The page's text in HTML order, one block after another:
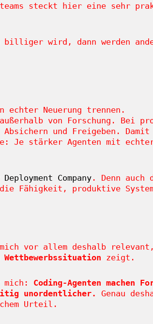
steckt hier eine sehr
billiger wird, dann werden
echter Neuerung trennen.
außerhalb von Forschung.
und Freigeben.
Je stärker Agenten mit
Company . Denn
Fähigkeit, produktive
vor allem deshalb
zeigt.
Coding-Agenten machen
unordentlicher.
Genau
Urteil.